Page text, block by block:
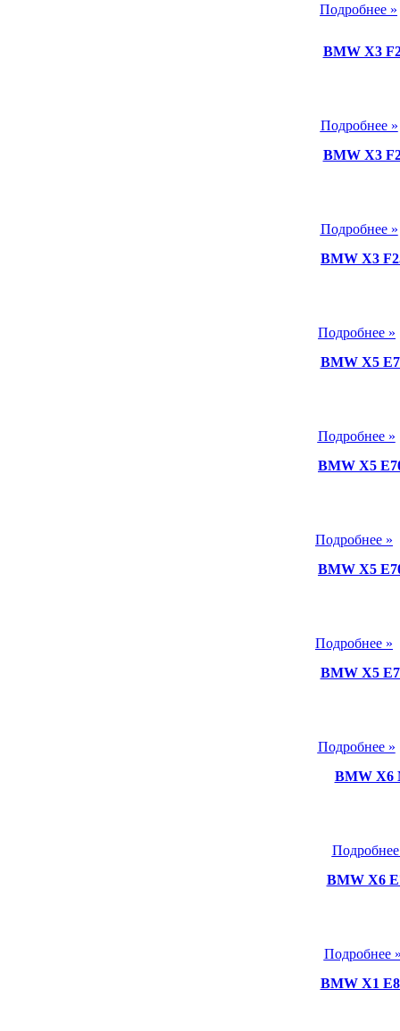
Подробнее »
BMW X3
Подробнее »
BMW X3
Подробнее »
BMW X3
Подробнее »
BMW X5
Подробнее »
BMW X5
Подробнее »
BMW X5
Подробнее »
BMW X5
Подробнее »
BMW X6
BMW X6
Подробнее
BMW X1